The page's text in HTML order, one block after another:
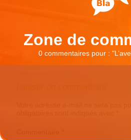
Zone de
0 commentaires pour : "